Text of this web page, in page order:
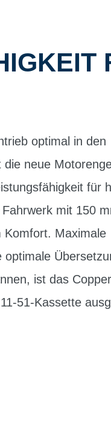
optimal in den
neue
für
mit 150
Komfort. Maximale
ist das
51-Kassette